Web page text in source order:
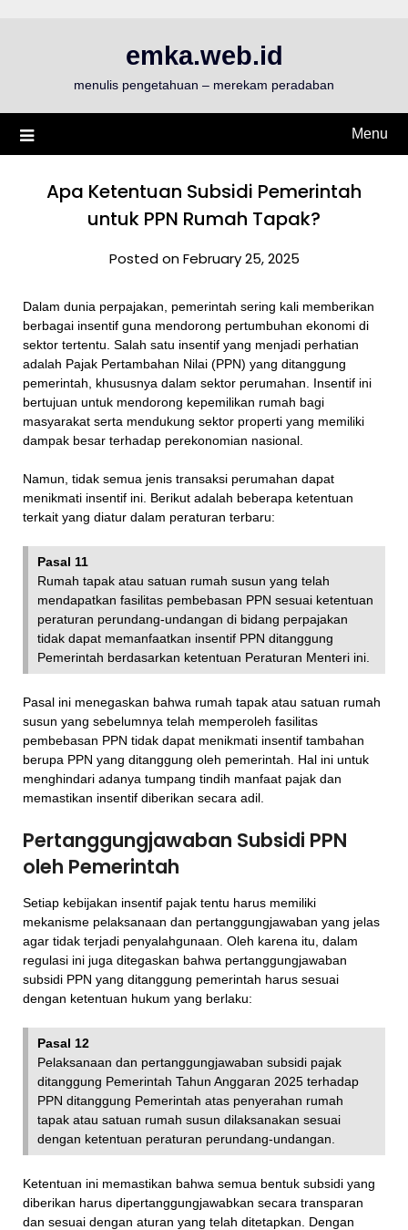
emka.web.id
menulis pengetahuan – merekam peradaban
Menu
Apa Ketentuan Subsidi Pemerintah
untuk PPN Rumah Tapak?
Posted on February 25, 2025
Dalam dunia perpajakan, pemerintah sering kali memberikan
berbagai insentif guna mendorong pertumbuhan ekonomi di
sektor tertentu. Salah satu insentif yang menjadi perhatian
adalah Pajak Pertambahan Nilai (PPN) yang ditanggung
pemerintah, khususnya dalam sektor perumahan. Insentif ini
bertujuan untuk mendorong kepemilikan rumah bagi
masyarakat serta mendukung sektor properti yang memiliki
dampak besar terhadap perekonomian nasional.
Namun, tidak semua jenis transaksi perumahan dapat
menikmati insentif ini. Berikut adalah beberapa ketentuan
terkait yang diatur dalam peraturan terbaru:
Pasal 11
Rumah tapak atau satuan rumah susun yang telah
mendapatkan fasilitas pembebasan PPN sesuai ketentuan
peraturan perundang-undangan di bidang perpajakan
tidak dapat memanfaatkan insentif PPN ditanggung
Pemerintah berdasarkan ketentuan Peraturan Menteri ini.
Pasal ini menegaskan bahwa rumah tapak atau satuan rumah
susun yang sebelumnya telah memperoleh fasilitas
pembebasan PPN tidak dapat menikmati insentif tambahan
berupa PPN yang ditanggung oleh pemerintah. Hal ini untuk
menghindari adanya tumpang tindih manfaat pajak dan
memastikan insentif diberikan secara adil.
Pertanggungjawaban Subsidi PPN
oleh Pemerintah
Setiap kebijakan insentif pajak tentu harus memiliki
mekanisme pelaksanaan dan pertanggungjawaban yang jelas
agar tidak terjadi penyalahgunaan. Oleh karena itu, dalam
regulasi ini juga ditegaskan bahwa pertanggungjawaban
subsidi PPN yang ditanggung pemerintah harus sesuai
dengan ketentuan hukum yang berlaku:
Pasal 12
Pelaksanaan dan pertanggungjawaban subsidi pajak
ditanggung Pemerintah Tahun Anggaran 2025 terhadap
PPN ditanggung Pemerintah atas penyerahan rumah
tapak atau satuan rumah susun dilaksanakan sesuai
dengan ketentuan peraturan perundang-undangan.
Ketentuan ini memastikan bahwa semua bentuk subsidi yang
diberikan harus dipertanggungjawabkan secara transparan
dan sesuai dengan aturan yang telah ditetapkan. Dengan